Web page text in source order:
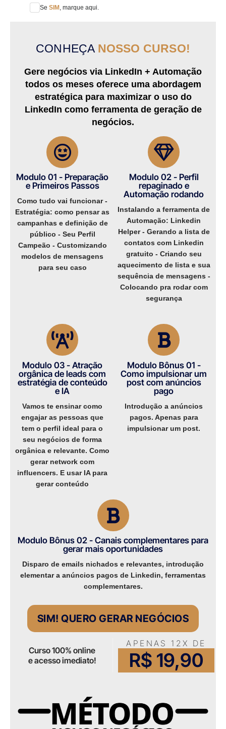
Se SIM , marque aqui.
CONHEÇA NOSSO CURSO!
Gere negócios via LinkedIn + Automação
todos os meses oferece uma abordagem
estratégica para maximizar o uso do
LinkedIn como ferramenta de geração de
negócios.
Modulo 01 - Preparação
e Primeiros Passos
Como tudo vai funcionar -
Estratégia: como pensar as
campanhas e definição de
público - Seu Perfil
Campeão - Customizando
modelos de mensagens
para seu caso
Modulo 02 - Perfil
repaginado e
Automação rodando​
Instalando a ferramenta de
Automação: Linkedin
Helper - Gerando a lista de
contatos com Linkedin
gratuito - Criando seu
aquecimento de lista e sua
sequência de mensagens -
Colocando pra rodar com
segurança​
Modulo 03 - Atração
orgânica de leads com
estratégia de conteúdo
e IA​
Vamos te ensinar como
engajar as pessoas que
tem o perfil ideal para o
seu negócios de forma
orgânica e relevante. Como
gerar network com
influencers. E usar IA para
gerar conteúdo​
Modulo Bônus 01 -
Como impulsionar um
post com anúncios
pago​
Introdução a anúncios
pagos. Apenas para
impulsionar um post.​
Modulo Bônus 02 - Canais complementares para
gerar mais oportunidades​
Disparo de emails nichados e relevantes, introdução
elementar a anúncios pagos de Linkedin, ferramentas
complementares.​
SIM! QUERO GERAR NEGÓCIOS
Curso 100% online
e acesso imediato!
APENAS 12X DE
R$ 19,90